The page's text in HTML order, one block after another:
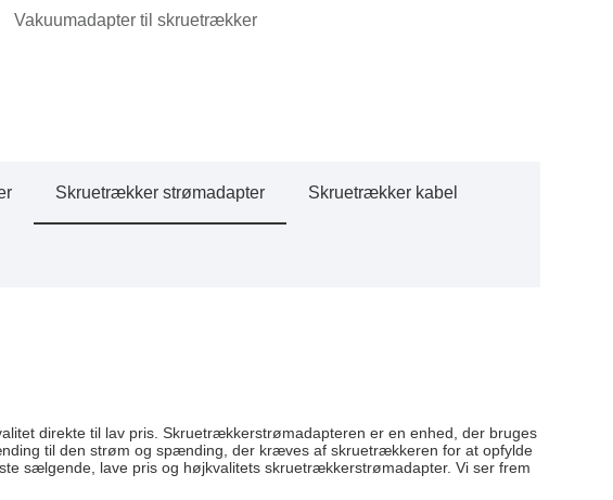
Vakuumadapter til skruetrækker
Skruetrækker strømadapter Skruetrækker kabel
direkte til lav pris. Skruetrækkerstrømadapteren er en enhed, der bruges
til den strøm og spænding, der kræves af skruetrækkeren for at opfylde
sælgende, lave pris og højkvalitets skruetrækkerstrømadapter. Vi ser frem